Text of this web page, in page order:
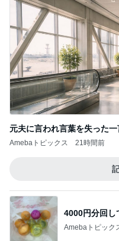
元夫に言われ言葉を失った一
Amebaトピックス 21時間前
4000円分回し
Amebaトピック